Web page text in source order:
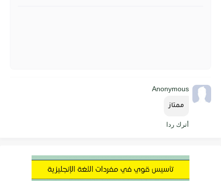
Anonymous
ممتاز
أترك ردا